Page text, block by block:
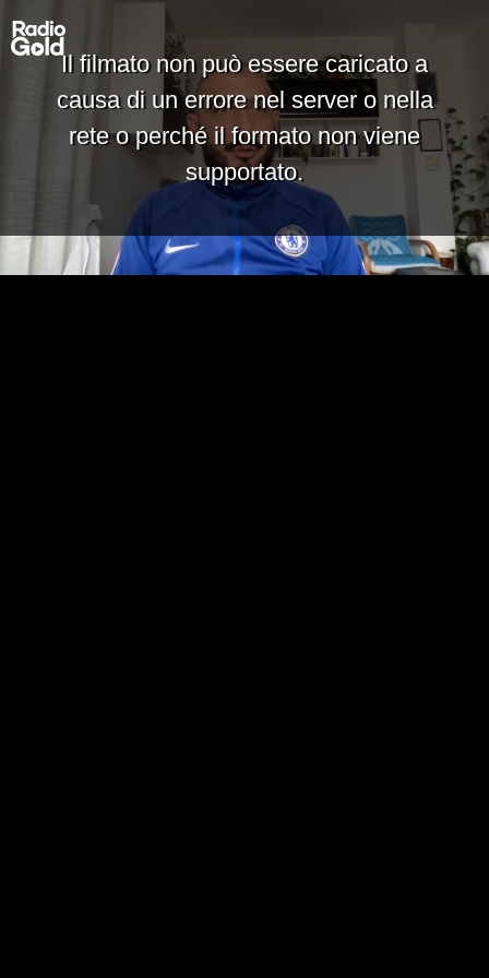
Il filmato non può essere caricato a
causa di un errore nel server o nella
rete o perché il formato non viene
supportato.